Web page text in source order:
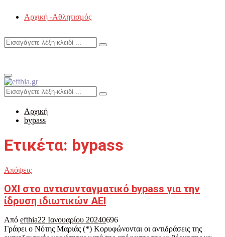
Αρχική -Αθλητισμός
Search
Search
Primary
Menu
Search
for:
Search
Αρχική
bypass
Ετικέτα: bypass
Απόψεις
ΟΧΙ στο αντισυνταγματικό bypass για την
ίδρυση ιδιωτικών ΑΕΙ
Από efthia22 Ιανουαρίου 20240696
Γράφει ο Νότης Μαριάς (*) Κορυφώνονται οι αντιδράσεις της